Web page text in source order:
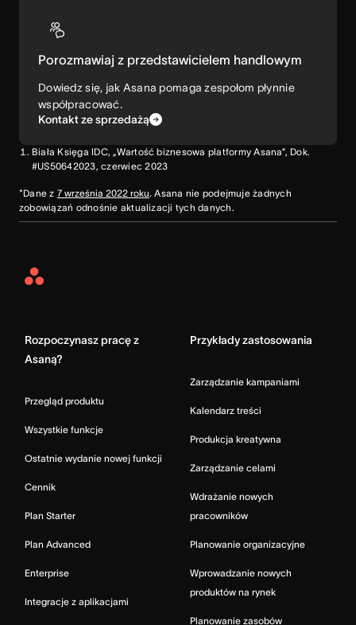
Porozmawiaj z przedstawicielem handlowym
Dowiedz się, jak Asana pomaga zespołom płynnie
współpracować.
Kontakt ze sprzedażą
Biała Księga IDC, „Wartość biznesowa platformy Asana”, Dok.
#US50642023, czerwiec 2023
*Dane z 7 września 2022 roku. Asana nie podejmuje żadnych
zobowiązań odnośnie aktualizacji tych danych.
Asana
Rozpoczynasz pracę z
Asaną?
Przegląd produktu
Wszystkie funkcje
Ostatnie wydanie nowej funkcji
Cennik
Plan Starter
Plan Advanced
Enterprise
Integracje z aplikacjami
Przykłady zastosowania
Zarządzanie kampaniami
Kalendarz treści
Produkcja kreatywna
Zarządzanie celami
Wdrażanie nowych
pracowników
Planowanie organizacyjne
Wprowadzanie nowych
produktów na rynek
Planowanie zasobów